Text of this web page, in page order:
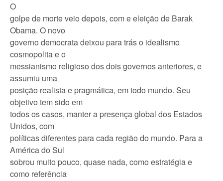
O
golpe de morte veio depois, com e eleição de Barak
Obama. O novo
governo democrata deixou para trás o idealismo
cosmopolita e o
messianismo religioso dos dois governos anteriores, e
assumiu uma
posição realista e pragmática, em todo mundo. Seu
objetivo tem sido em
todos os casos, manter a presença global dos Estados
Unidos, com
políticas diferentes para cada região do mundo. Para a
América do Sul
sobrou muito pouco, quase nada, como estratégia e
como referência